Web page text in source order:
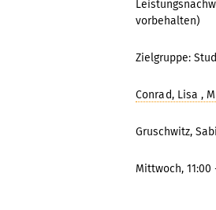
vorbehalten)
Zielgruppe:
Conrad, Lisa ,
Gruschwitz,
Mittwoch,